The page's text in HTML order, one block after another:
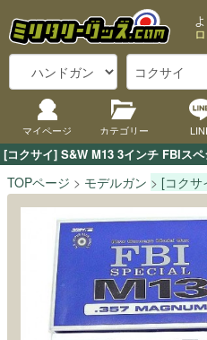
[コクサイ] S&W M13 3インチ FBIス
マイページ カテゴリー
TOPページ モデルガン [コク